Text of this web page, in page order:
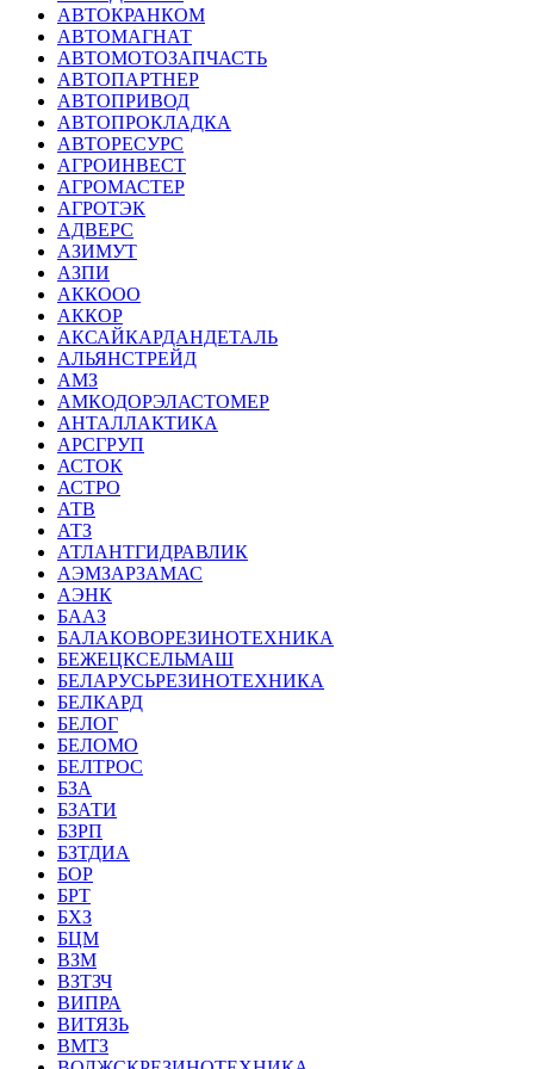
АВТОКРАНКОМ
АВТОМАГНАТ
АВТОМОТОЗАПЧАСТЬ
АВТОПАРТНЕР
АВТОПРИВОД
АВТОПРОКЛАДКА
АВТОРЕСУРС
АГРОИНВЕСТ
АГРОМАСТЕР
АГРОТЭК
АДВЕРС
АЗИМУТ
АЗПИ
АККООО
АККОР
АКСАЙКАРДАНДЕТАЛЬ
АЛЬЯНСТРЕЙД
АМЗ
АМКОДОРЭЛАСТОМЕР
АНТАЛЛАКТИКА
АРСГРУП
АСТОК
АСТРО
АТВ
АТЗ
АТЛАНТГИДРАВЛИК
АЭМЗАРЗАМАС
АЭНК
БААЗ
БАЛАКОВОРЕЗИНОТЕХНИКА
БЕЖЕЦКСЕЛЬМАШ
БЕЛАРУСЬРЕЗИНОТЕХНИКА
БЕЛКАРД
БЕЛОГ
БЕЛОМО
БЕЛТРОС
БЗА
БЗАТИ
БЗРП
БЗТДИА
БОР
БРТ
БХЗ
БЦМ
ВЗМ
ВЗТЗЧ
ВИПРА
ВИТЯЗЬ
ВМТЗ